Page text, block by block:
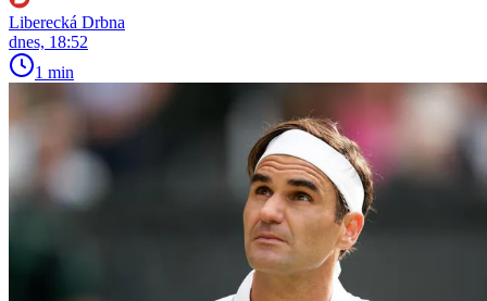
Liberecká Drbna
dnes, 18:52
1 min